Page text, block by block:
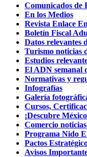
Comunicados de
En los Medios
Revista Enlace
Boletín Fiscal
Datos relevantes
Turismo noticias
Estudios
El ADN semanal
Normativas y
Infografías
Galería
Cursos,
¡Descubre
Comercio
Programa Nido
Pactos
Avisos